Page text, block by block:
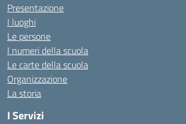
Presentazione
I luoghi
Le persone
I numeri della scuola
Le carte della scuola
Organizzazione
La storia
I Servizi